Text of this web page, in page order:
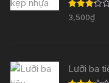
Được
xếp
3,500₫
Lưỡi ba